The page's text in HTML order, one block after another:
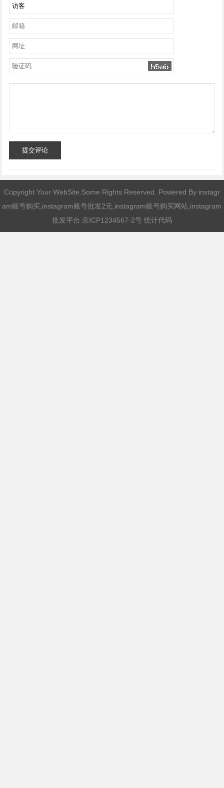
提交评论
Copyright Your WebSite.Some Rights Reserved. Powered By instagr
am账号购买,instagram账号批发2元,instagram账号购买网站,instagram
批发平台 京ICP1234567-2号 统计代码